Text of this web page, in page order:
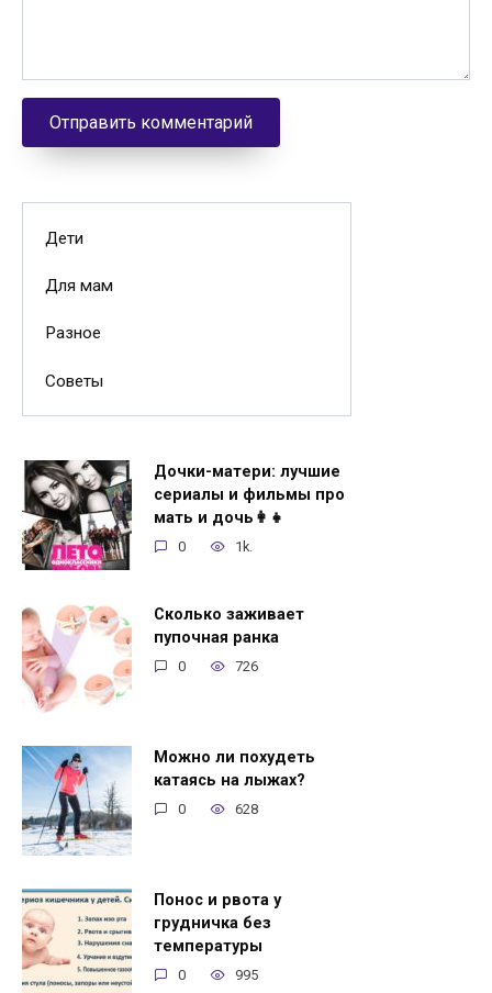
Дети
Для мам
Разное
Советы
Дочки-матери: лучшие
сериалы и фильмы про
мать и дочь👩‍👧
0 1k.
Сколько заживает
пупочная ранка
0 726
Можно ли похудеть
катаясь на лыжах?
0 628
Понос и рвота у
грудничка без
температуры
0 995